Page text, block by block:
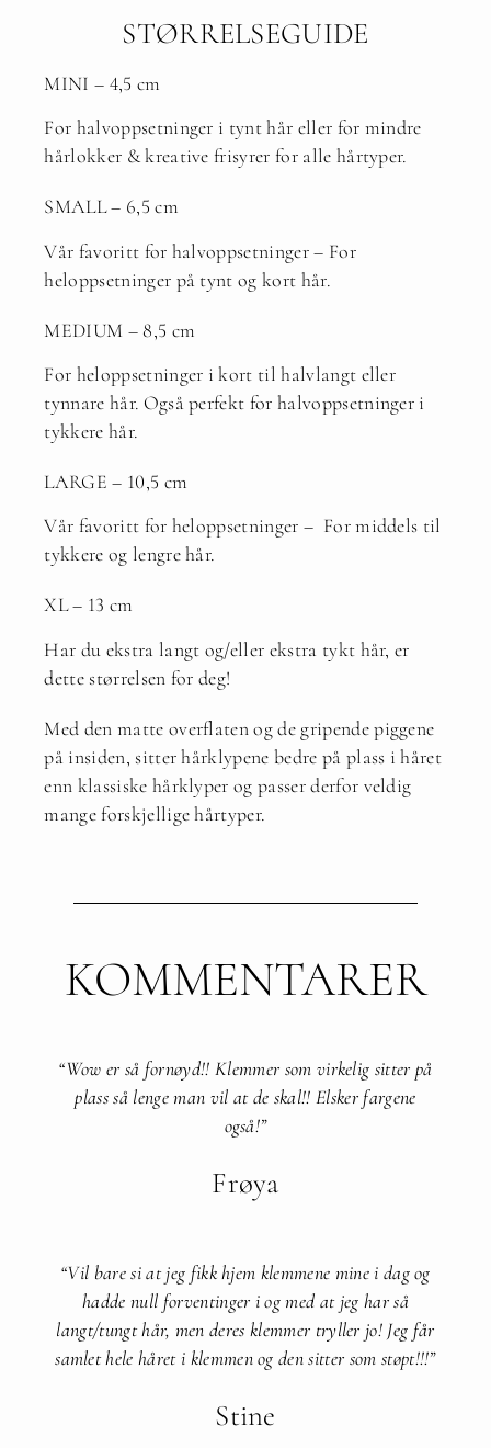
STØRRELSEGUIDE
MINI – 4,5 cm
For halvoppsetninger i tynt hår eller for mindre
hårlokker & kreative frisyrer for alle hårtyper.
SMALL – 6,5 cm
Vår favoritt for halvoppsetninger – For
heloppsetninger på tynt og kort hår.
MEDIUM – 8,5 cm
For heloppsetninger i kort til halvlangt eller
tynnare hår. Også perfekt for halvoppsetninger i
tykkere hår.
LARGE – 10,5 cm
Vår favoritt for heloppsetninger – For middels til
tykkere og lengre hår.
XL – 13 cm
Har du ekstra langt og/eller ekstra tykt hår, er
dette størrelsen for deg!
Med den matte overflaten og de gripende piggene
på insiden, sitter hårklypene bedre på plass i håret
enn klassiske hårklyper og passer derfor veldig
mange forskjellige hårtyper.
KOMMENTARER
“Wow er så fornøyd!! Klemmer som virkelig sitter på
plass så lenge man vil at de skal!! Elsker fargene
også!”​
Frøya
“Vil bare si at jeg fikk hjem klemmene mine i dag og
hadde null forventinger i og med at jeg har så
langt/tungt hår, men deres klemmer tryller jo! Jeg får
samlet hele håret i klemmen og den sitter som støpt!!!”​
Stine